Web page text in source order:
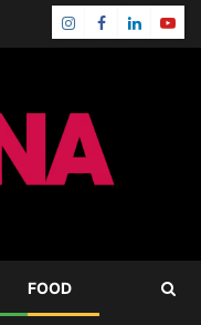
Instagram
Facebook
Linkedin
FOOD